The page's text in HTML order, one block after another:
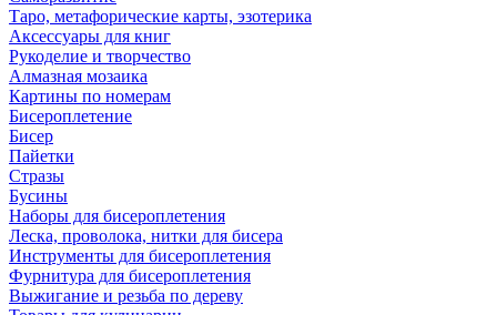
Таро, метафорические карты, эзотерика
Аксессуары для книг
Рукоделие и творчество
Алмазная мозаика
Картины по номерам
Бисероплетение
Бисер
Пайетки
Стразы
Бусины
Наборы для бисероплетения
Леска, проволока, нитки для бисера
Инструменты для бисероплетения
Фурнитура для бисероплетения
Выжигание и резьба по дереву